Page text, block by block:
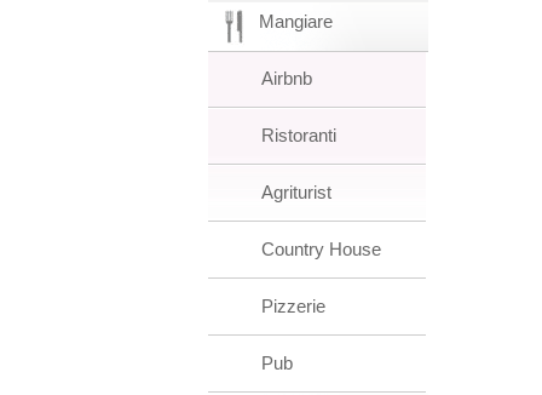
Mangiare
Airbnb
Ristoranti
Agriturist
Country House
Pizzerie
Pub